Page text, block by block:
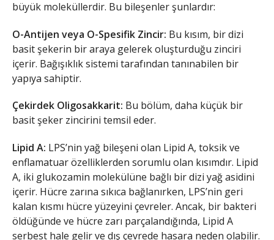
büyük moleküllerdir. Bu bileşenler şunlardır:
O-Antijen veya O-Spesifik Zincir: Bu kısım, bir dizi
basit şekerin bir araya gelerek oluşturduğu zinciri
içerir. Bağışıklık sistemi tarafından tanınabilen bir
yapıya sahiptir.
Çekirdek Oligosakkarit: Bu bölüm, daha küçük bir
basit şeker zincirini temsil eder.
Lipid A: LPS’nin yağ bileşeni olan Lipid A, toksik ve
enflamatuar özelliklerden sorumlu olan kısımdır. Lipid
A, iki glukozamin molekülüne bağlı bir dizi yağ asidini
içerir. Hücre zarına sıkıca bağlanırken, LPS’nin geri
kalan kısmı hücre yüzeyini çevreler. Ancak, bir bakteri
öldüğünde ve hücre zarı parçalandığında, Lipid A
serbest hale gelir ve dış çevrede hasara neden olabilir.